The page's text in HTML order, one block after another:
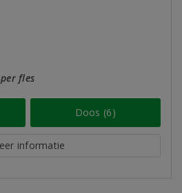
fles
Doos (6)
informatie